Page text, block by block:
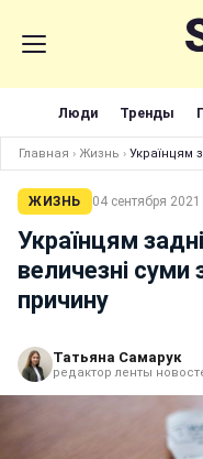
Люди Тренды
Главная › Жизнь › Українцям
ЖИЗНЬ 04 сентября 2021
Українцям
величезні суми
причину
Татьяна Самарук
редактор ленты